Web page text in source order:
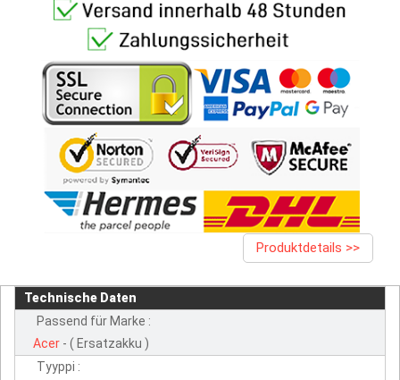
Produktdetails >>
Technische Daten
Passend für Marke :
Acer - ( Ersatzakku )
Tyyppi :